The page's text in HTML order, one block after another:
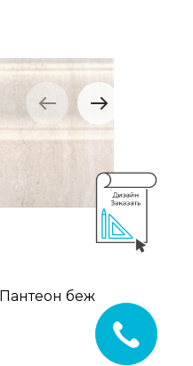
беж
1 351